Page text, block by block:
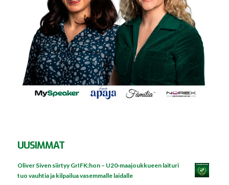
UUSIMMAT
Oliver Siven siirtyy GrIFK:hon – U20‑maajoukkueen laituri
tuo vauhtia ja kilpailua vasemmalle laidalle